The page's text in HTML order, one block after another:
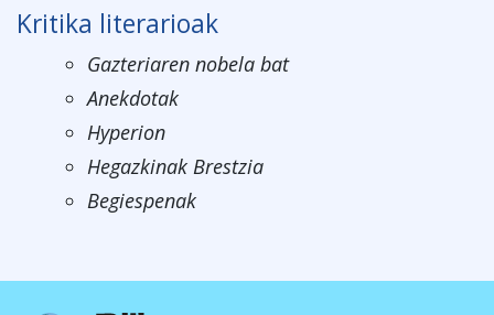
Kritika literarioak
Gazteriaren nobela bat
Anekdotak
Hyperion
Hegazkinak Brestzia
Begiespenak